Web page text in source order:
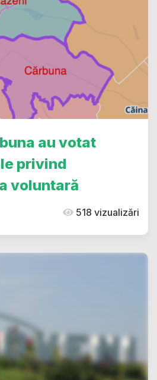
au votat
privind
voluntară
518 vizualizări